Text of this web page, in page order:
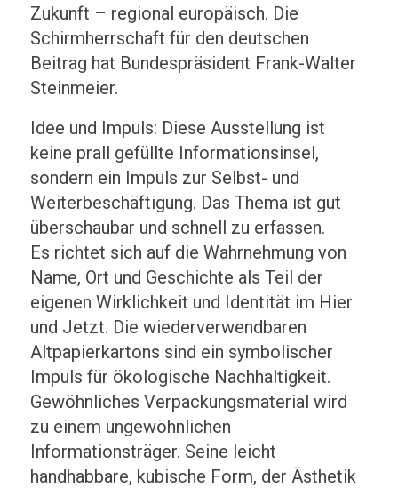
Zukunft – regional europäisch. Die
Schirmherrschaft für den deutschen
Beitrag hat Bundespräsident Frank-Walter
Steinmeier.
Idee und Impuls: Diese Ausstellung ist
keine prall gefüllte Informationsinsel,
sondern ein Impuls zur Selbst- und
Weiterbeschäftigung. Das Thema ist gut
überschaubar und schnell zu erfassen.
Es richtet sich auf die Wahrnehmung von
Name, Ort und Geschichte als Teil der
eigenen Wirklichkeit und Identität im Hier
und Jetzt. Die wiederverwendbaren
Altpapierkartons sind ein symbolischer
Impuls für ökologische Nachhaltigkeit.
Gewöhnliches Verpackungsmaterial wird
zu einem ungewöhnlichen
Informationsträger. Seine leicht
handhabbare, kubische Form, der Ästhetik